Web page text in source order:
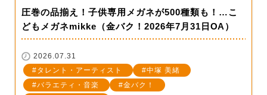
圧巻の品揃え！子供専用メガネが500種類も！…こ
どもメガネmikke（金バク！2026年7月31日OA）
2026.07.31
タレント・アーティスト
中塚 美緒
バラエティ・音楽
金バク！